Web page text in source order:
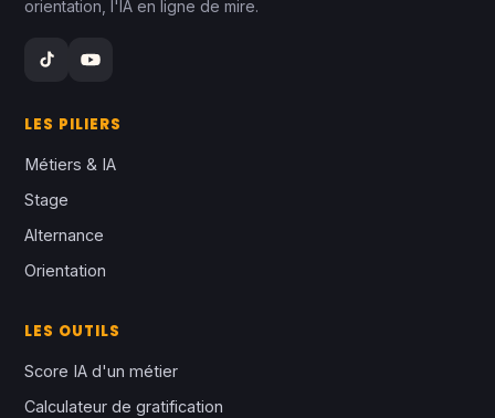
orientation, l'IA en ligne de mire.
LES PILIERS
Métiers & IA
Stage
Alternance
Orientation
LES OUTILS
Score IA d'un métier
Calculateur de gratification